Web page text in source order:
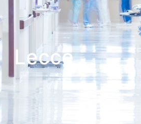
Lecce